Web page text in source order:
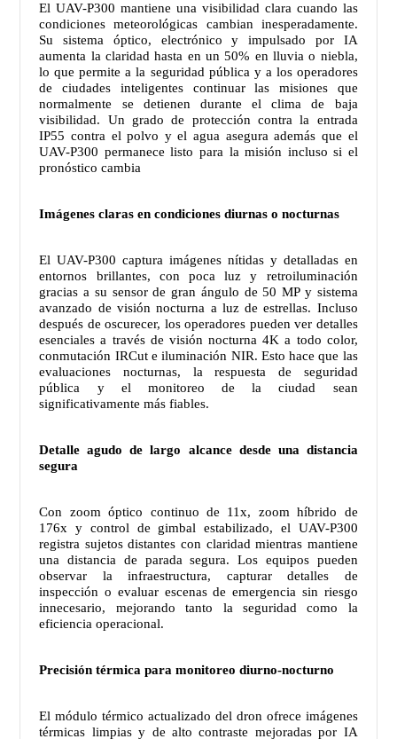
El UAV-P300 mantiene una visibilidad clara cuando las
condiciones meteorológicas cambian inesperadamente.
Su sistema óptico, electrónico y impulsado por IA
aumenta la claridad hasta en un 50% en lluvia o niebla,
lo que permite a la seguridad pública y a los operadores
de ciudades inteligentes continuar las misiones que
normalmente se detienen durante el clima de baja
visibilidad. Un grado de protección contra la entrada
IP55 contra el polvo y el agua asegura además que el
UAV-P300 permanece listo para la misión incluso si el
pronóstico cambia
Imágenes claras en condiciones diurnas o nocturnas
El UAV-P300 captura imágenes nítidas y detalladas en
entornos brillantes, con poca luz y retroiluminación
gracias a su sensor de gran ángulo de 50 MP y sistema
avanzado de visión nocturna a luz de estrellas. Incluso
después de oscurecer, los operadores pueden ver detalles
esenciales a través de visión nocturna 4K a todo color,
conmutación IRCut e iluminación NIR. Esto hace que las
evaluaciones nocturnas, la respuesta de seguridad
pública y el monitoreo de la ciudad sean
significativamente más fiables.
Detalle agudo de largo alcance desde una distancia
segura
Con zoom óptico continuo de 11x, zoom híbrido de
176x y control de gimbal estabilizado, el UAV-P300
registra sujetos distantes con claridad mientras mantiene
una distancia de parada segura. Los equipos pueden
observar la infraestructura, capturar detalles de
inspección o evaluar escenas de emergencia sin riesgo
innecesario, mejorando tanto la seguridad como la
eficiencia operacional.
Precisión térmica para monitoreo diurno-nocturno
El módulo térmico actualizado del dron ofrece imágenes
térmicas limpias y de alto contraste mejoradas por IA